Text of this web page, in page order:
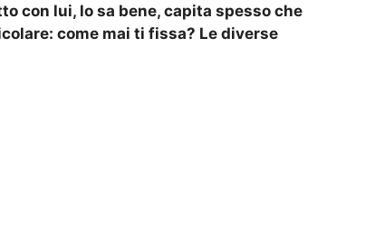
con lui, lo sa bene, capita spesso che
come mai ti fissa? Le diverse